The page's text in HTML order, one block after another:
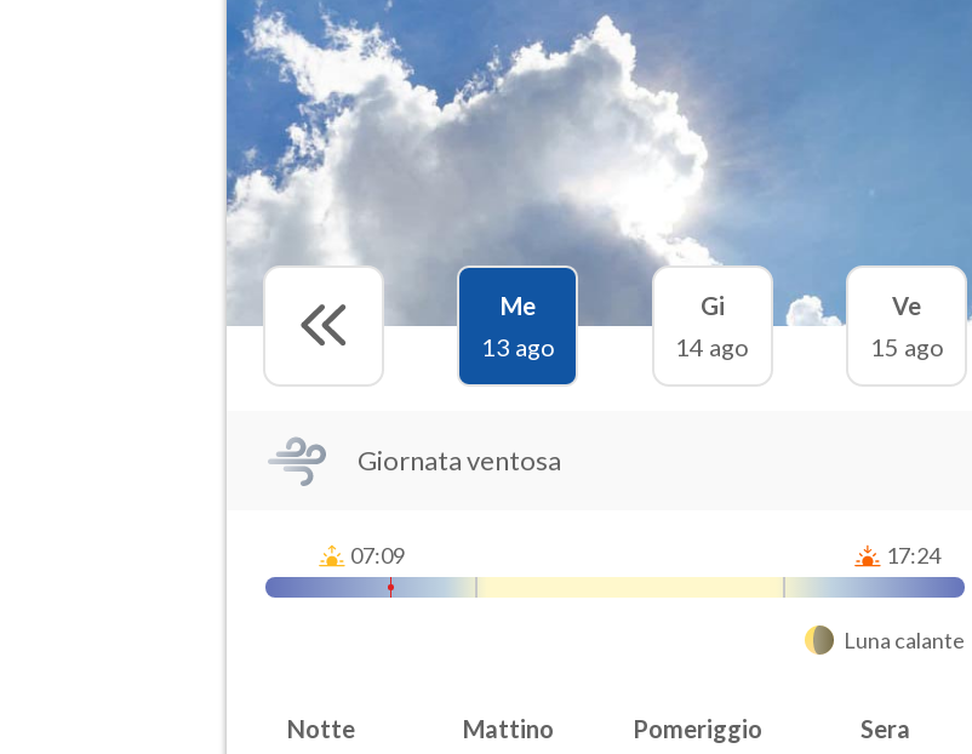
Me
13 ago
Gi
14 ago
Ve
15 ago
Giornata ventosa
07:09 17:24
Luna calante
Notte Mattino Pomeriggio Sera